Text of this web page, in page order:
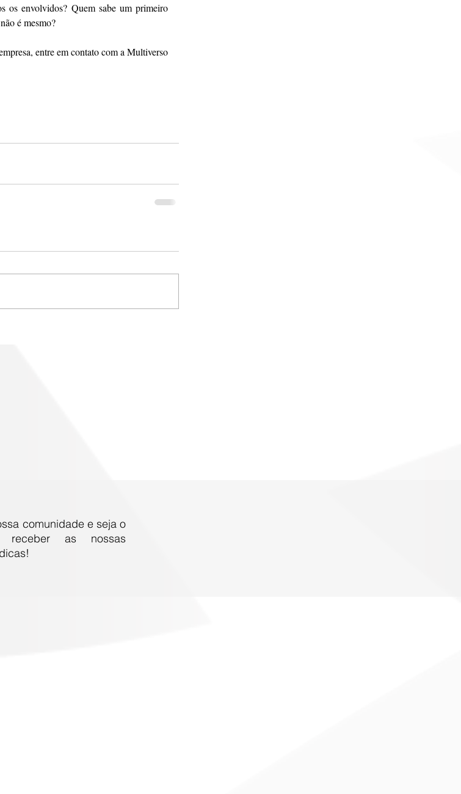
os envolvidos? Quem sabe um primeiro
é mesmo?
entre em contato com a Multiverso
comunidade e seja o
receber as nossas